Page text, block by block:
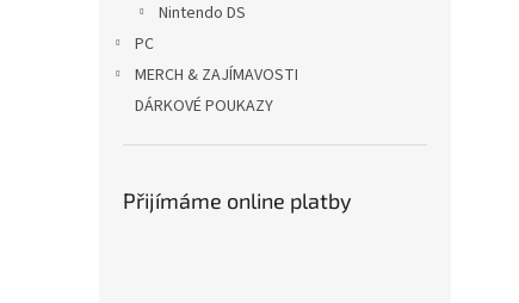
Nintendo DS
PC
MERCH & ZAJÍMAVOSTI
DÁRKOVÉ POUKAZY
Přijímáme online platby